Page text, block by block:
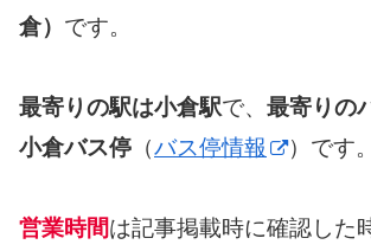
倉） です。
最寄りの駅は小倉駅で、 最寄りの
小倉バス停 （バス停情報 ）です。
営業時間は記事掲載時に確認した